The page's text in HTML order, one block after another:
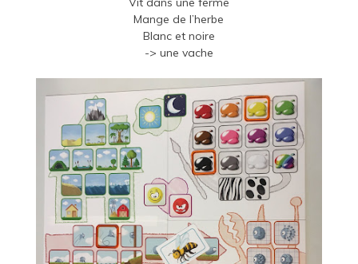
Mange de l’herbe
Blanc et noire
-> une vache